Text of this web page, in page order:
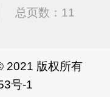
总页数：11
2021 版权所有
号-1